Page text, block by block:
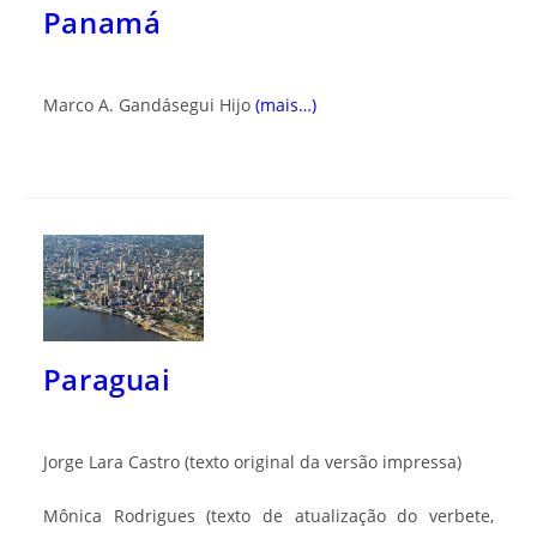
Panamá
Marco A. Gandásegui Hijo (mais…)
Paraguai
Jorge Lara Castro (texto original da versão impressa)
Mônica Rodrigues (texto de atualização do verbete,